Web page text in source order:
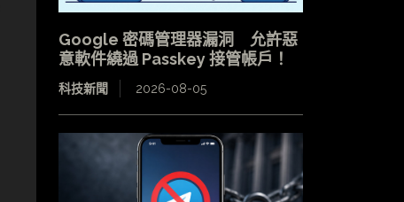
Google 密碼管理器漏洞 允許惡
意軟件繞過 Passkey 接管帳戶！
科技新聞 2026-08-05